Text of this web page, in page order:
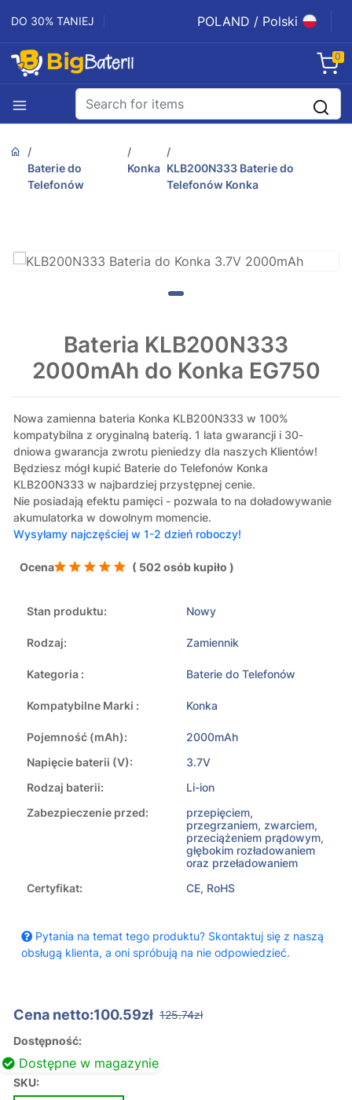
DO 30% TANIEJ POLAND / Polski
0
Baterie do
Telefonów
Konka KLB200N333 Baterie do
Telefonów Konka
Bateria KLB200N333
2000mAh do Konka EG750
Nowa zamienna bateria Konka KLB200N333 w 100%
kompatybilna z oryginalną baterią. 1 lata gwarancji i 30-
dniowa gwarancja zwrotu pieniedzy dla naszych Klientów!
Będziesz mógł kupić Baterie do Telefonów Konka
KLB200N333 w najbardziej przystępnej cenie.
Nie posiadają efektu pamięci - pozwala to na doładowywanie
akumulatorka w dowolnym momencie.
Wysyłamy najczęściej w 1-2 dzień roboczy!
Ocena ( 502 osób kupiło )
Stan produktu: Nowy
Rodzaj: Zamiennik
Kategoria : Baterie do Telefonów
Kompatybilne Marki : Konka
Pojemność (mAh):
2000mAh
Napięcie baterii (V):
3.7V
Rodzaj baterii:
Li-ion
Zabezpieczenie przed:
przepięciem,
przegrzaniem, zwarciem,
przeciążeniem prądowym,
głębokim rozładowaniem
oraz przeładowaniem
Certyfikat:
CE, RoHS
Pytania na temat tego produktu? Skontaktuj się z naszą
obsługą klienta, a oni spróbują na nie odpowiedzieć.
Cena netto:100.59zł 125.74zł
Dostępność:
Dostępne w magazynie
SKU: